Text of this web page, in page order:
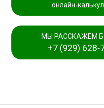
онлайн-
МЫ РАССКАЖЕМ
+7 (929) 628-